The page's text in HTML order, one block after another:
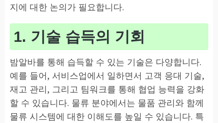
지에 대한 논의가 필요합니다.
1. 기술 습득의 기회
밤알바를 통해 습득할 수 있는 기술은 다양합니다.
예를 들어, 서비스업에서 일하면서 고객 응대 기술,
재고 관리, 그리고 팀워크를 통해 협업 능력을 강화
할 수 있습니다. 물류 분야에서는 물품 관리와 함께
물류 시스템에 대한 이해도를 높일 수 있습니다. 특